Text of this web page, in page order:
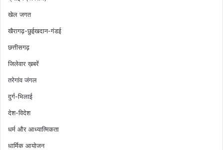
खेल जगत
खैरागढ़-छुईखदान-गंडई
छत्तीसगढ़
जिलेवार ख़बरें
तरेगांव जंगल
दुर्ग-भिलाई
देश-विदेश
धर्म और आध्यात्मिकता
धार्मिक आयोजन